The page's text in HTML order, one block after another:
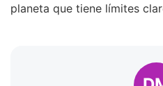
planeta que tiene límites